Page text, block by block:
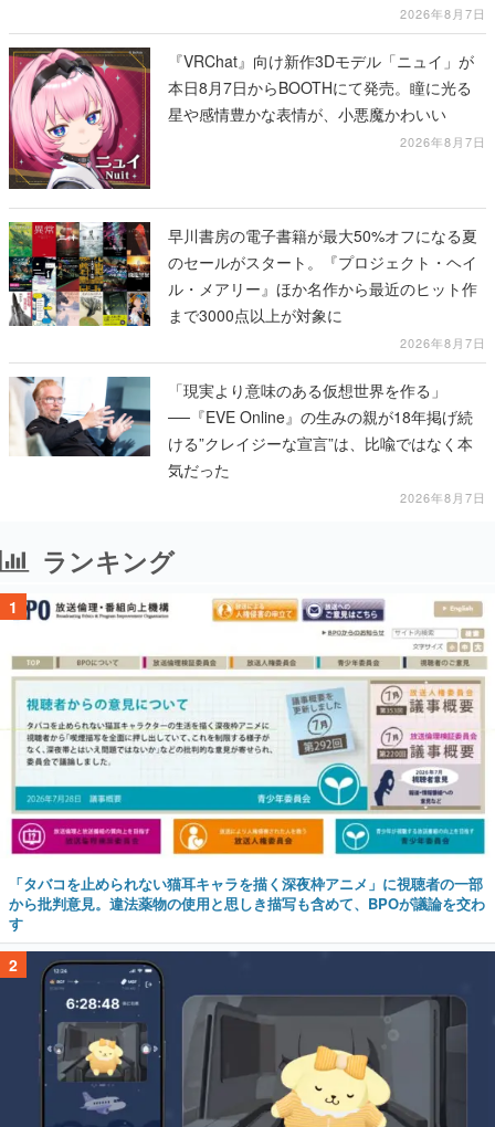
2026年8月7日
『VRChat』向け新作3Dモデル「ニュイ」が
本日8月7日からBOOTHにて発売。瞳に光る
星や感情豊かな表情が、小悪魔かわいい
2026年8月7日
早川書房の電子書籍が最大50%オフになる夏
のセールがスタート。『プロジェクト・ヘイ
ル・メアリー』ほか名作から最近のヒット作
まで3000点以上が対象に
2026年8月7日
「現実より意味のある仮想世界を作る」
──『EVE Online』の生みの親が18年掲げ続
ける”クレイジーな宣言”は、比喩ではなく本
気だった
2026年8月7日
ランキング
1
「タバコを止められない猫耳キャラを描く深夜枠アニメ」に視聴者の一部
から批判意見。違法薬物の使用と思しき描写も含めて、BPOが議論を交わ
す
2